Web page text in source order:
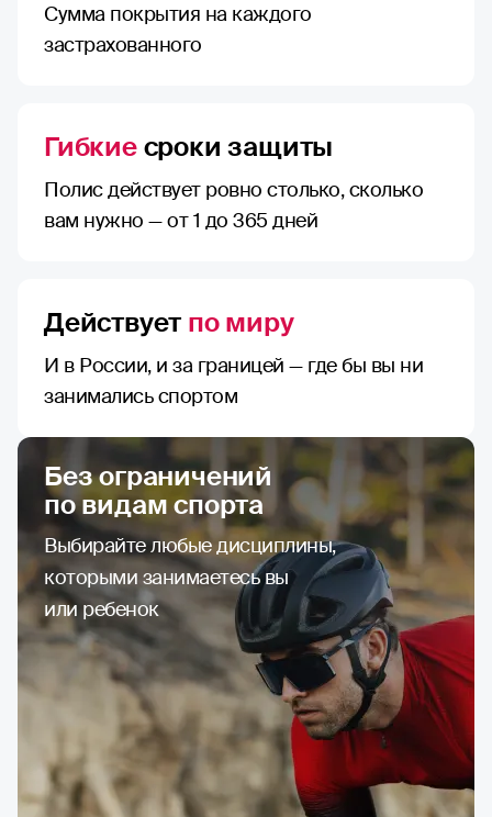
Сумма покрытия на каждого
застрахованного
Гибкиесроки защиты
Полис действует ровно столько, сколько
вам нужно — от 1 до 365 дней
Действует по миру
И в России, и за границей — где бы вы ни
занимались спортом
Без ограничений
по видам спорта
Выбирайте любые дисциплины,
которыми занимаетесь вы
или ребенок